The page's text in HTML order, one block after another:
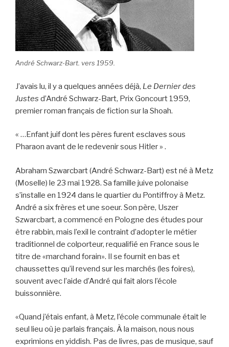
André Schwarz-Bart. vers 1959.
J’avais lu, il y a quelques années déjà, Le Dernier des
Justes d’André Schwarz-Bart, Prix Goncourt 1959,
premier roman français de fiction sur la Shoah.
« …Enfant juif dont les pères furent esclaves sous
Pharaon avant de le redevenir sous Hitler » .
Abraham Szwarcbart (André Schwarz-Bart) est né à Metz
(Moselle) le 23 mai 1928. Sa famille juive polonaise
s’installe en 1924 dans le quartier du Pontiffroy à Metz.
André a six frères et une soeur. Son père, Uszer
Szwarcbart, a commencé en Pologne des études pour
être rabbin, mais l’exil le contraint d’adopter le métier
traditionnel de colporteur, requalifié en France sous le
titre de «marchand forain». Il se fournit en bas et
chaussettes qu’il revend sur les marchés (les foires),
souvent avec l’aide d’André qui fait alors l’école
buissonnière.
«Quand j’étais enfant, à Metz, l’école communale était le
seul lieu où je parlais français. À la maison, nous nous
exprimions en yiddish. Pas de livres, pas de musique, sauf